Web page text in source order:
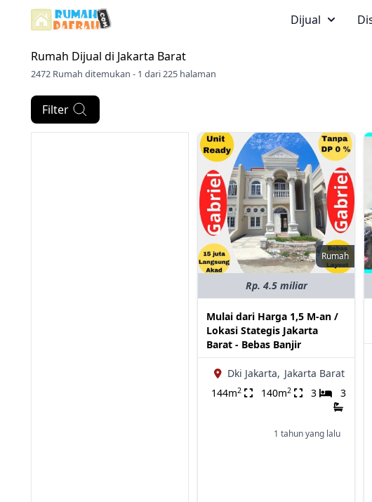
Dijual
Rumah Dijual di Jakarta Barat
2472 Rumah ditemukan - 1 dari 225 halaman
Filter
Rumah
Rp. 4.5 miliar
Mulai dari Harga 1,5 M-an /
Lokasi Stategis Jakarta
Barat - Bebas Banjir
Dki Jakarta, Jakarta Barat
144m2 140m2 3 3
1 tahun yang lalu